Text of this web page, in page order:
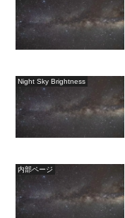
Night Sky Brightness
内部ページ